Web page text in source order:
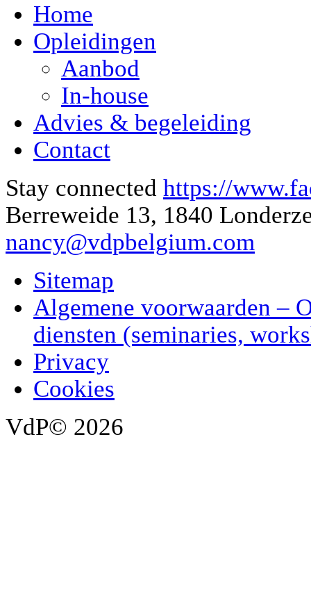
Home
Opleidingen
Aanbod
In-house
Advies & begeleiding
Contact
Stay connected https://
Berreweide 13, 1840
nancy@vdpbelgium.com
Sitemap
Algemene voorwaarden –
diensten (seminaries,
Privacy
Cookies
VdP© 2026